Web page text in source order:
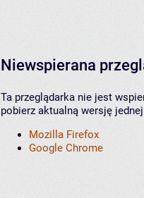
Niewspierana
Ta przeglądarka nie jest
pobierz aktualną wersję
Mozilla Firefox
Google Chrome